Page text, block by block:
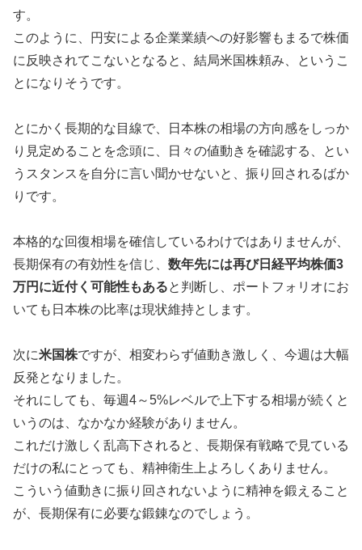
す。
このように、円安による企業業績への好影響もまるで株価
に反映されてこないとなると、結局米国株頼み、というこ
とになりそうです。
とにかく長期的な目線で、日本株の相場の方向感をしっか
り見定めることを念頭に、日々の値動きを確認する、とい
うスタンスを自分に言い聞かせないと、振り回されるばか
りです。
本格的な回復相場を確信しているわけではありませんが、
長期保有の有効性を信じ、 数年先には再び日経平均株価3
万円に近付く可能性もあると判断し、ポートフォリオにお
いても日本株の比率は現状維持とします。
次に米国株ですが、相変わらず値動き激しく、今週は大幅
反発となりました。
それにしても、毎週4～5%レベルで上下する相場が続くと
いうのは、なかなか経験がありません。
これだけ激しく乱高下されると、長期保有戦略で見ている
だけの私にとっても、精神衛生上よろしくありません。
こういう値動きに振り回されないように精神を鍛えること
が、長期保有に必要な鍛錬なのでしょう。